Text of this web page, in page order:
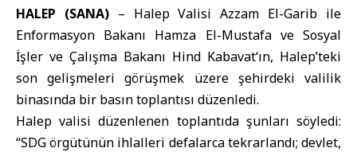
HALEP (SANA)– Halep ValisiAzzam El-Garib ile
Enformasyon Bakanı Hamza El-Mustafave Sosyal
İşler ve Çalışma Bakanı Hind Kabavat‘ın, Halep’teki
son gelişmeleri görüşmek üzere şehirdeki valilik
binasında bir basın toplantısı düzenledi.
Halep valisi düzenlenen toplantıda şunları söyledi:
“SDG örgütünün ihlalleri defalarca tekrarlandı; devlet,